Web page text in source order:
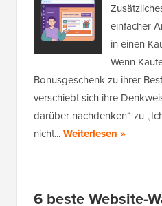
einfacher
in einen
Wenn
Bonusgeschenk zu ihrer
verschiebt sich ihre
darüber nachdenken“ zu
nicht...Weiterlesen »
6 beste Website-